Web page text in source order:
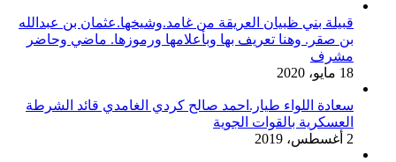
قبيلة بني ظبيان العريقة من غامد.وشيخها.عثمان بن عبدالله
بن صقر. وهنا تعريف بها وبأعلامها ورموزها. ماضي وحاضر
مشرف
18 مايو، 2020
سعادة اللواء طيار.احمد صالح كردي الغامدي قائد الشرطة
العسكرية بالقوات الجوية
2 أغسطس، 2019